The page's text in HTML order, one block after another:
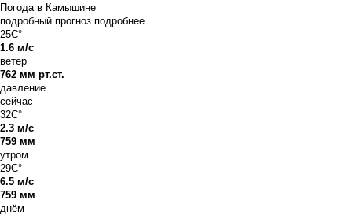
Погода в Камышине
подробный прогноз подробнее
25C°
1.6 м/с
ветер
762 мм рт.ст.
давление
сейчас
32C°
2.3 м/с
759 мм
утром
29C°
6.5 м/с
759 мм
днём